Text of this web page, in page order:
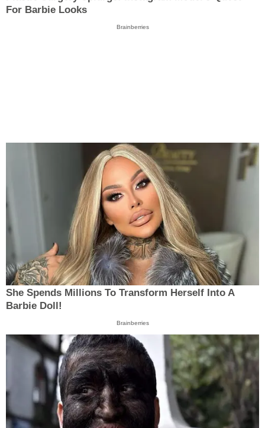
For Barbie Looks
Brainberries
She Spends Millions To Transform Herself Into A
Barbie Doll!
Brainberries